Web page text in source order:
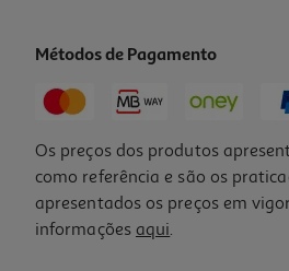
Métodos de Pagamento
Os preços dos produtos
como referência e são os
apresentados os preços em
informações aqui.